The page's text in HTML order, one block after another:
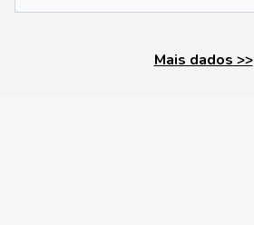
Mais dados >>